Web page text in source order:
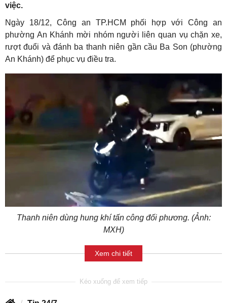
việc.
Ngày 18/12, Công an TP.HCM phối hợp với Công an
phường An Khánh mời nhóm người liên quan vụ chặn xe,
rượt đuổi và đánh ba thanh niên gần cầu Ba Son (phường
An Khánh) để phục vụ điều tra.
Thanh niên dùng hung khí tấn công đối phương. (Ảnh:
MXH)
Xem chi tiết